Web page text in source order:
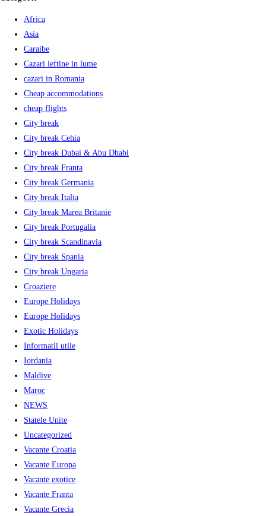
Africa
Asia
Caraibe
Cazari ieftine in lume
cazari in Romania
Cheap accommodations
cheap flights
City break
City break Cehia
City break Dubai & Abu Dhabi
City break Franta
City break Germania
City break Italia
City break Marea Britanie
City break Portugalia
City break Scandinavia
City break Spania
City break Ungaria
Croaziere
Europe Holidays
Europe Holidays
Exotic Holidays
Informatii utile
Iordania
Maldive
Maroc
NEWS
Statele Unite
Uncategorized
Vacante Croatia
Vacante Europa
Vacante exotice
Vacante Franta
Vacante Grecia